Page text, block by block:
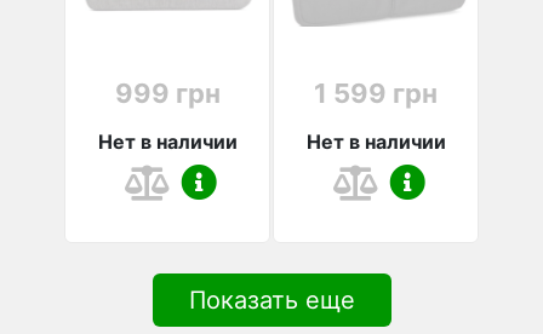
999 грн
Нет в наличии
1 599 грн
Нет в наличии
Показать еще